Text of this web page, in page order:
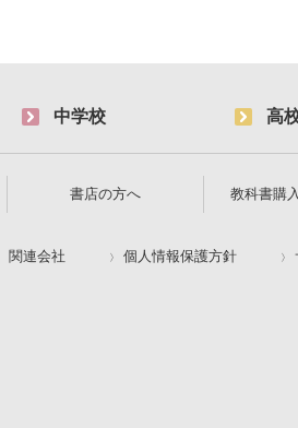
中学校 高
書店の方へ 教科書購
関連会社 個人情報保護方針